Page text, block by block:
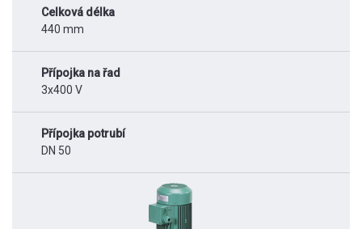
Celková délka
440 mm
Přípojka na řad
3x400 V
Přípojka potrubí
DN 50